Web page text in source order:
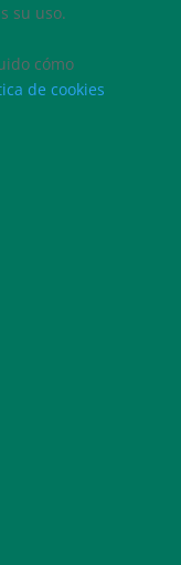
su uso.
cómo
de cookies